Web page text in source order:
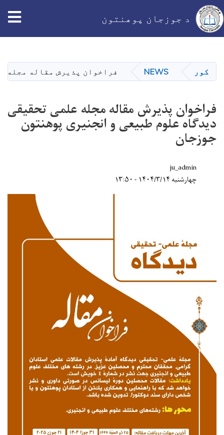
دانګل
د جوزجان پوهنتون
کور NEWS فراخوان پذیرش مقاله مجله
فراخوان پذیرش مقاله مجله علمی تحقیقی
دیدگاه علوم طبیعی و انجنیری پوهنتون
جوزجان
ju_admin
چهارشنبه ۱۴۰۴/۳/۱۴ - ۱۳:۵۰